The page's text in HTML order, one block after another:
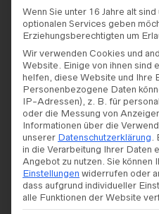
Marylise –
Wenn Sie unter 16 Jahre alt
optionalen Services geben
Erziehungsberechtigten um
Wir verwenden Cookies und
Website. Einige von ihnen sind
helfen, diese Website und Ihre
Personenbezogene Daten
IP-Adressen), z. B. für
oder die Messung von
Informationen über die
unserer Datenschutzerklärung.
in die Verarbeitung Ihrer Daten
Angebot zu nutzen. Sie können
Einstellungen widerrufen oder
dass aufgrund individueller
alle Funktionen der Website